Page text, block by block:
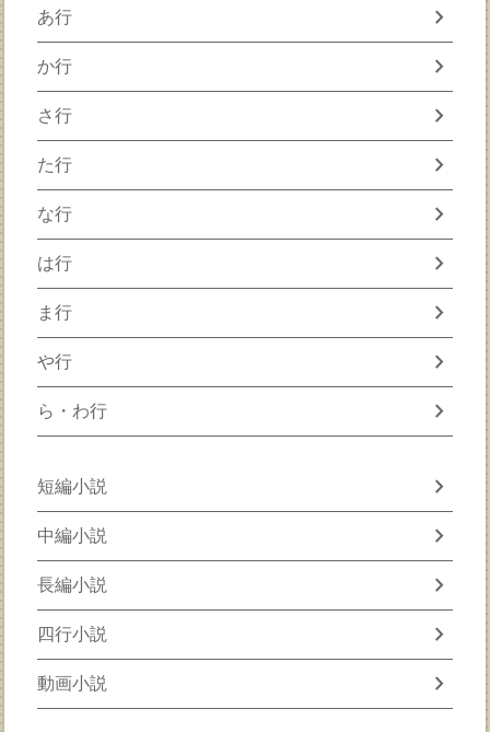
あ行 chevron_right
か行 chevron_right
さ行 chevron_right
た行 chevron_right
な行 chevron_right
は行 chevron_right
ま行 chevron_right
や行 chevron_right
ら・わ行 chevron_right
短編小説 chevron_right
中編小説 chevron_right
長編小説 chevron_right
四行小説 chevron_right
動画小説 chevron_right